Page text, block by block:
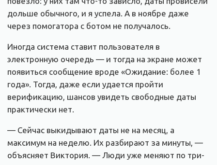
дольше обычного, и я успела. А в ноябре даже
через помогатора с ботом не получалось.
Иногда система ставит пользователя в
электронную очередь — и тогда на экране может
появиться сообщение вроде «Ожидание: более 1
года». Тогда, даже если удается пройти
верификацию, шансов увидеть свободные даты
практически нет.
— Сейчас выкидывают даты не на месяц, а
максимум на неделю. Их разбирают за минуты, —
объясняет Виктория. — Люди уже меняют по три-